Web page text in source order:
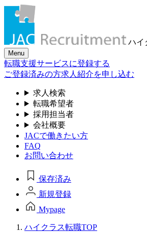
ハイ
Menu
転職支援サービスに登録する
ご登録済みの方求人紹介を申し込む
求人検索
転職希望者
採用担当者
会社概要
JACで働きたい方
FAQ
お問い合わせ
保存済み
新規登録
Mypage
ハイクラス転職TOP